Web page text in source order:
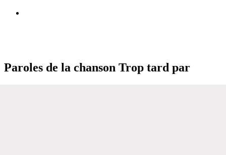
Paroles de la chanson Trop tard par